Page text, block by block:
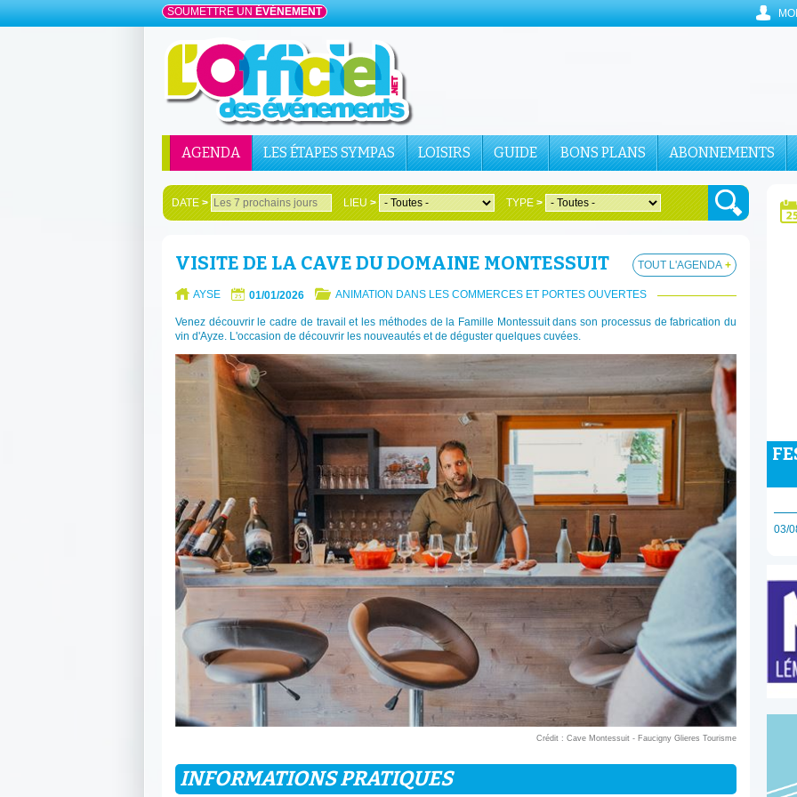
SOUMETTRE UN ÉVÉNEMENT
AGENDA LES ÉTAPES SYMPAS LOISIRS GUIDE BONS PLANS ABONNEMENTS
DATE> LIEU> TYPE>
VISITE DE LA CAVE DU DOMAINE MONTESSUIT TOUT L'AGENDA +
AYSE 01/01/2026 ANIMATION DANS LES COMMERCES ET PORTES OUVERTES
Venez découvrir le cadre de travail et les méthodes de la Famille Montessuit dans son processus de fabrication du
vin d'Ayze. L'occasion de découvrir les nouveautés et de déguster quelques cuvées.
Crédit : Cave Montessuit - Faucigny Glieres Tourisme
INFORMATIONS PRATIQUES
03/